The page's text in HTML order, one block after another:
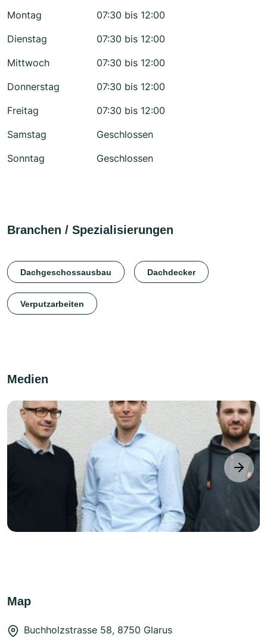
Montag
07:30 bis 12:00
Dienstag
07:30 bis 12:00
Mittwoch
07:30 bis 12:00
Donnerstag
07:30 bis 12:00
Freitag
07:30 bis 12:00
Samstag
Geschlossen
Sonntag
Geschlossen
Branchen / Spezialisierungen
Dachgeschossausbau Dachdecker
Verputzarbeiten
Medien
next
Map
Buchholzstrasse 58, 8750 Glarus